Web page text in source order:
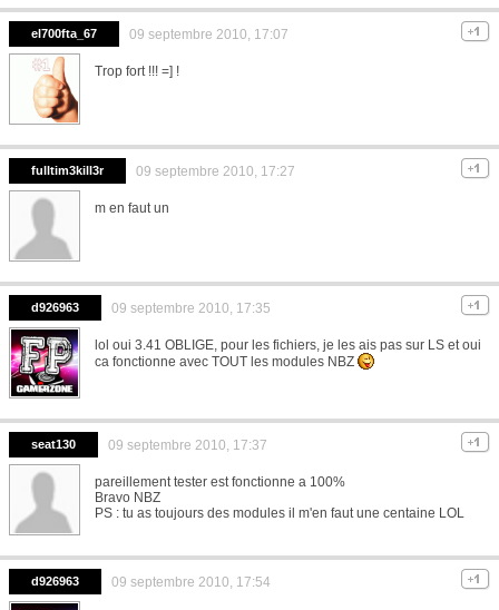
el700fta_67 09 septembre 2010, 17:07
Trop fort !!! =] !
fulltim3kill3r 09 septembre 2010, 17:27
m en faut un
d926963 09 septembre 2010, 17:35
lol oui 3.41 OBLIGE, pour les fichiers, je les ais pas sur LS et oui
ca fonctionne avec TOUT les modules NBZ
seat130 09 septembre 2010, 17:37
pareillement tester est fonctionne a 100%
Bravo NBZ
PS : tu as toujours des modules il m'en faut une centaine LOL
d926963 09 septembre 2010, 17:54